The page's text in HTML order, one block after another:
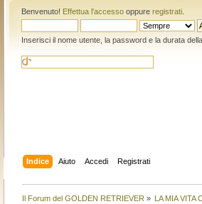
Benvenuto! Effettua l'accessooppure registrati.
Inserisci il nome utente, la password e la durata
Indice Aiuto Accedi Registrati
Il Forum del GOLDEN RETRIEVER » LA MIA VITA